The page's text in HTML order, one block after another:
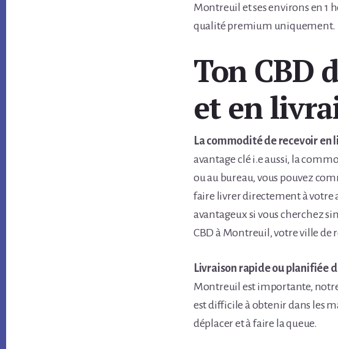
Montreuil et ses environs en 1
qualité premium uniquement.
Ton CBD
et en
La commodité de recevoir en
avantage clé i.e aussi, la
ou au bureau, vous pouvez
faire livrer directement à votre
avantageux si vous cherchez
CBD à Montreuil, votre ville de
Livraison rapide ou planifiée
Montreuil est importante,
est difficile à obtenir dans les
déplacer et à faire la queue.